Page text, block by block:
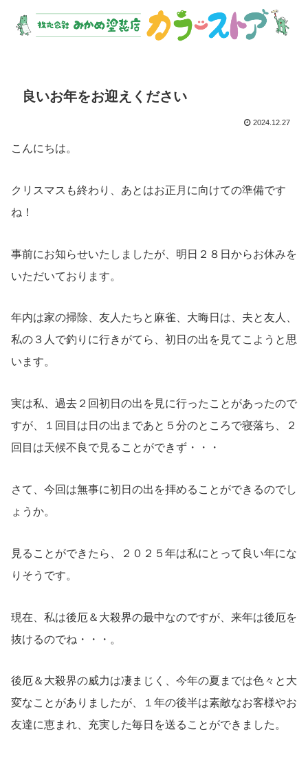
良いお年をお迎えください
2024.12.27
こんにちは。
クリスマスも終わり、あとはお正月に向けての準備です
ね！
事前にお知らせいたしましたが、明日２８日からお休みを
いただいております。
年内は家の掃除、友人たちと麻雀、大晦日は、夫と友人、
私の３人で釣りに行きがてら、初日の出を見てこようと思
います。
実は私、過去２回初日の出を見に行ったことがあったので
すが、１回目は日の出まであと５分のところで寝落ち、２
回目は天候不良で見ることができず・・・
さて、今回は無事に初日の出を拝めることができるのでし
ょうか。
見ることができたら、２０２５年は私にとって良い年にな
りそうです。
現在、私は後厄＆大殺界の最中なのですが、来年は後厄を
抜けるのでね・・・。
後厄＆大殺界の威力は凄まじく、今年の夏までは色々と大
変なことがありましたが、１年の後半は素敵なお客様やお
友達に恵まれ、充実した毎日を送ることができました。